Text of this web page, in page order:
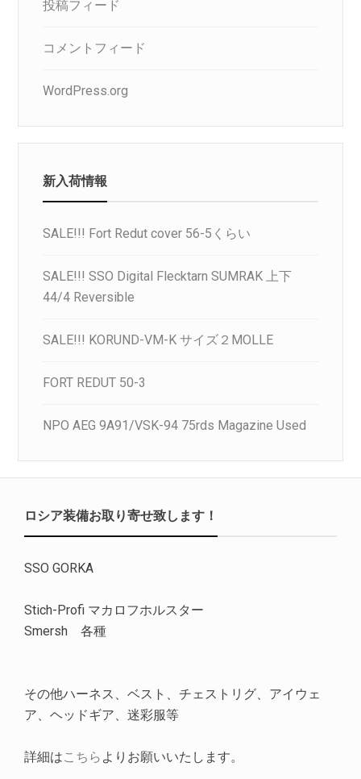
投稿フィード
コメントフィード
WordPress.org
新入荷情報
SALE!!! Fort Redut cover 56-5くらい
SALE!!! SSO Digital Flecktarn SUMRAK 上下
44/4 Reversible
SALE!!! KORUND-VM-K サイズ２MOLLE
FORT REDUT 50-3
NPO AEG 9A91/VSK-94 75rds Magazine Used
ロシア装備お取り寄せ致します！
SSO GORKA
Stich-Profi マカロフホルスター
Smersh 各種
その他ハーネス、ベスト、チェストリグ、アイウェ
ア、ヘッドギア、迷彩服等
詳細はこちら よりお願いいたします。